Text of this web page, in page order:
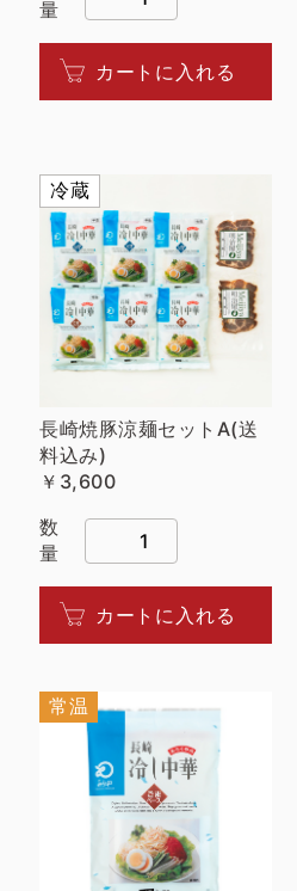
量
カートに入れる
冷蔵
長崎焼豚涼麺セットA(送
料込み)
￥3,600
数
量
カートに入れる
常温